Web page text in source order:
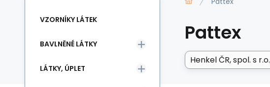
Pattex
Henkel ČR, spol. s r.o.
VZORNÍKY LÁTEK
BAVLNĚNÉ LÁTKY
LÁTKY, ÚPLET